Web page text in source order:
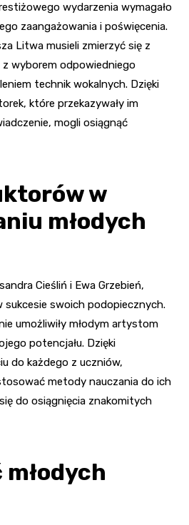
wydarzenia wymagało
zaangażowania i poświęcenia.
Litwa musieli zmierzyć się z
wyborem odpowiedniego
technik wokalnych. Dzięki
które przekazywały im
mogli osiągnąć
w
młodych
Cieśliń i Ewa Grzebień,
sukcesie swoich podopiecznych.
umożliwiły młodym artystom
potencjału. Dzięki
do każdego z uczniów,
metody nauczania do ich
do osiągnięcia znakomitych
młodych